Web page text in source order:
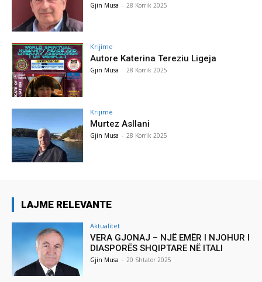
Gjin Musa - 28 Korrik 2025
Krijime
Autore Katerina Tereziu Ligeja
Gjin Musa - 28 Korrik 2025
Krijime
Murtez Asllani
Gjin Musa - 28 Korrik 2025
LAJME RELEVANTE
Aktualitet
VERA GJONAJ – NJË EMËR I NJOHUR I
DIASPORËS SHQIPTARE NË ITALI
Gjin Musa - 20 Shtator 2025